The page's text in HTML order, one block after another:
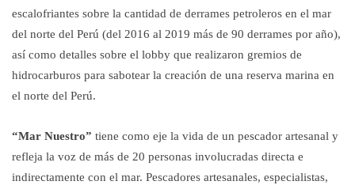
escalofriantes sobre la cantidad de derrames petroleros en el mar
del norte del Perú (del 2016 al 2019 más de 90 derrames por año),
así como detalles sobre el lobby que realizaron gremios de
hidrocarburos para sabotear la creación de una reserva marina en
el norte del Perú.
“Mar Nuestro” tiene como eje la vida de un pescador artesanal y
refleja la voz de más de 20 personas involucradas directa e
indirectamente con el mar. Pescadores artesanales, especialistas,